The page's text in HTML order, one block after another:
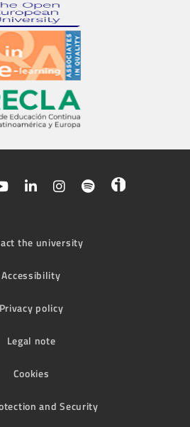
the university
Accessibility
Privacy policy
Legal note
Cookies
and Security